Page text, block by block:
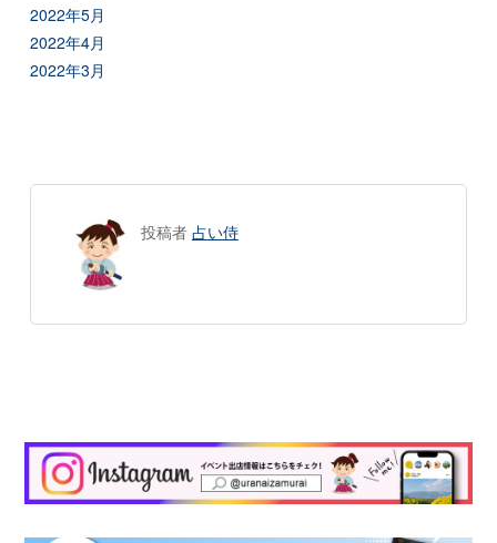
2022年5月
2022年4月
2022年3月
投稿者 占い侍